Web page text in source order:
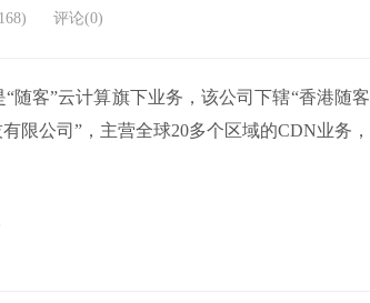
评论(0)
随客”云计算旗下业务，该公司下辖“香港随客
限公司”，主营全球20多个区域的CDN业务，